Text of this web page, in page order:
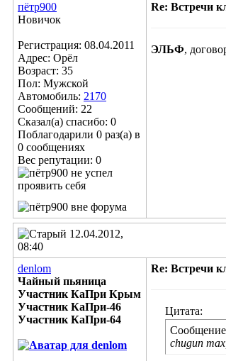
пётр900
Новичок
Регистрация: 08.04.2011
Адрес: Орёл
Возраст: 35
Пол: Мужской
Автомобиль: 2170
Сообщений: 22
Сказал(а) спасибо: 0
Поблагодарили 0 раз(а) в
0 сообщениях
Вес репутации: 0
Re: Встречи
ЭЛЬФ,
12.04.2012,
08:40
denlom
Чайный пьяница
Участник КаПри Крым
Участник КаПри-46
Участник КаПри-64
Re: Встречи
Цитата:
chugun